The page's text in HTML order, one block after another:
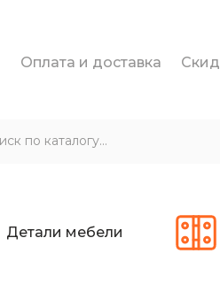
Оплата и доставка
Детали мебели